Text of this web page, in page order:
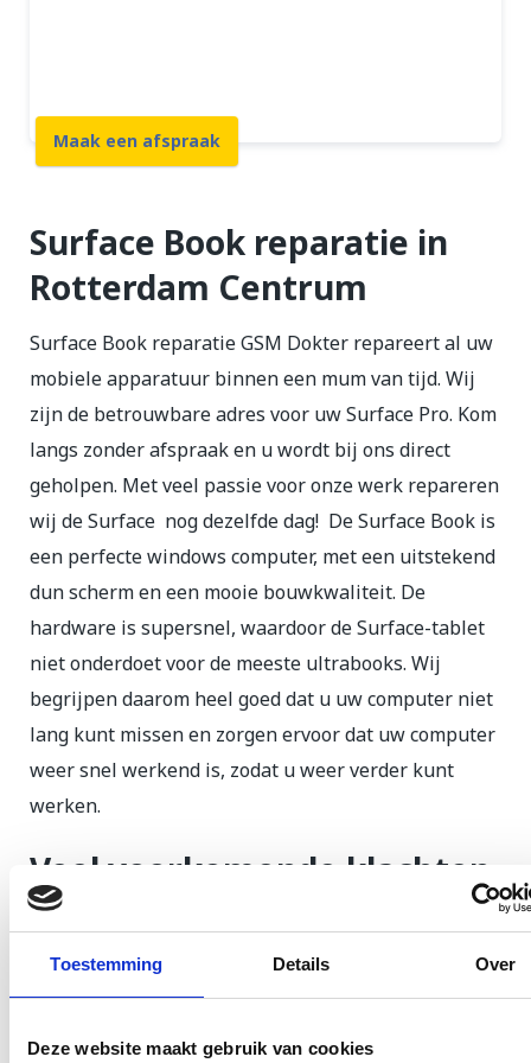
Toestemming Details Over
Deze website maakt gebruik van cookies
Maak een afspraak
Surface Book reparatie in
Rotterdam Centrum
Surface Book reparatie GSM Dokter repareert al uw
mobiele apparatuur binnen een mum van tijd. Wij
zijn de betrouwbare adres voor uw Surface Pro. Kom
langs zonder afspraak en u wordt bij ons direct
geholpen. Met veel passie voor onze werk repareren
wij de Surface nog dezelfde dag! De Surface Book is
een perfecte windows computer, met een uitstekend
dun scherm en een mooie bouwkwaliteit. De
hardware is supersnel, waardoor de Surface-tablet
niet onderdoet voor de meeste ultrabooks. Wij
begrijpen daarom heel goed dat u uw computer niet
lang kunt missen en zorgen ervoor dat uw computer
weer snel werkend is, zodat u weer verder kunt
werken.
Veel voorkomende klachten
bij Microsoft Surface
Voor een snelle en professionele reparatie aan uw
Surface kunt u bij de GSM Dokter terecht. Voor een
reparatie van een kapotte scherm van een Surface